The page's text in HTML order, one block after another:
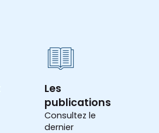
Les
publications
Consultez le
dernier